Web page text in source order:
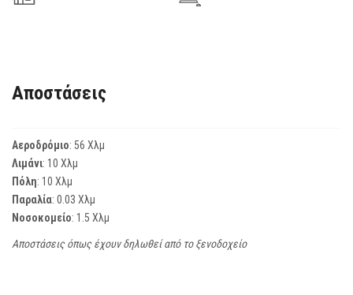
Αποστάσεις
Αεροδρόμιο: 56 Χλμ
Λιμάνι: 10 Χλμ
Πόλη: 10 Χλμ
Παραλία: 0.03 Χλμ
Νοσοκομείο: 1.5 Χλμ
Αποστάσεις όπως έχουν δηλωθεί από το ξενοδοχείο